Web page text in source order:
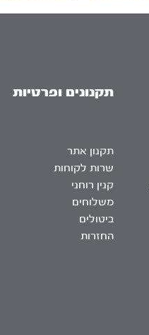
תקנונים ופרטיות
תקנון אתר
שרות לקוחות
קנין רוחני
משלוחים
ביטולים
החזרות